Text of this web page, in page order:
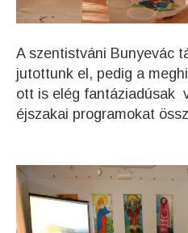
A szentistváni Bunyevác
jutottunk el, pedig a
ott is elég fantáziadúsak
éjszakai programokat